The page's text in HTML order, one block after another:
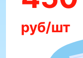
руб/шт